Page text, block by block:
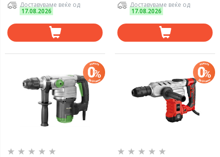
Доставуваме веќе од
17.08.2026
Доставуваме веќе од
17.08.2026